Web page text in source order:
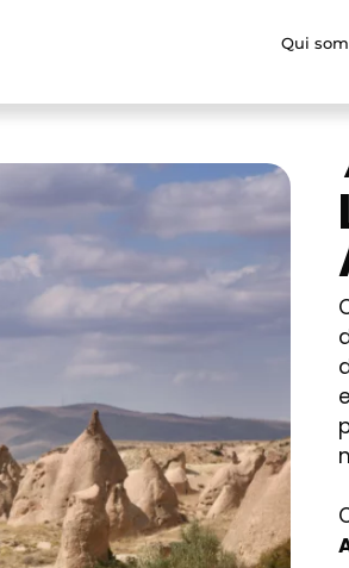
Qui